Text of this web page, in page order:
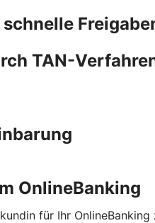
TAN-
OnlineBanking
für Ihr